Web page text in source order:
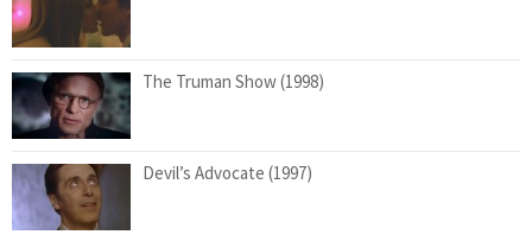
The Truman Show (1998)
Devil’s Advocate (1997)